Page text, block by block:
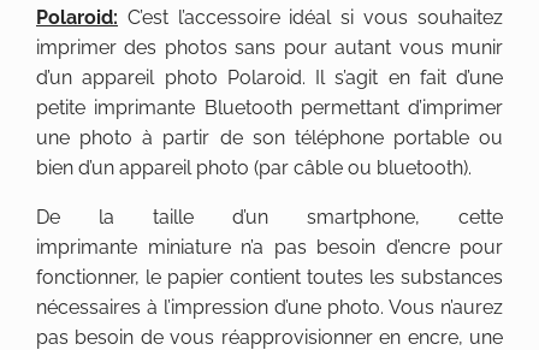
Polaroid: C’est l’accessoire idéal si vous souhaitez
imprimer des photos sans pour autant vous munir
d’un appareil photo Polaroid. Il s’agit en fait d’une
petite imprimante Bluetooth permettant d’imprimer
une photo à partir de son téléphone portable ou
bien d’un appareil photo (par câble ou bluetooth).
De la taille d’un smartphone, cette
imprimante miniature n’a pas besoin d’encre pour
fonctionner, le papier contient toutes les substances
nécessaires à l’impression d’une photo. Vous n’aurez
pas besoin de vous réapprovisionner en encre, une